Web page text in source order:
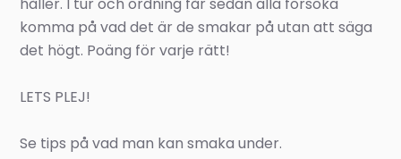
komma på vad det är de smakar på utan att säga
det högt. Poäng för varje rätt!
LETS PLEJ!
Se tips på vad man kan smaka under.